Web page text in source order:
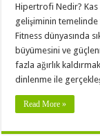
Hipertrofi Nedir? Kas
gelişiminin
Fitness dünyasında
büyümesini ve
fazla ağırlık
dinlenme ile
Read More »